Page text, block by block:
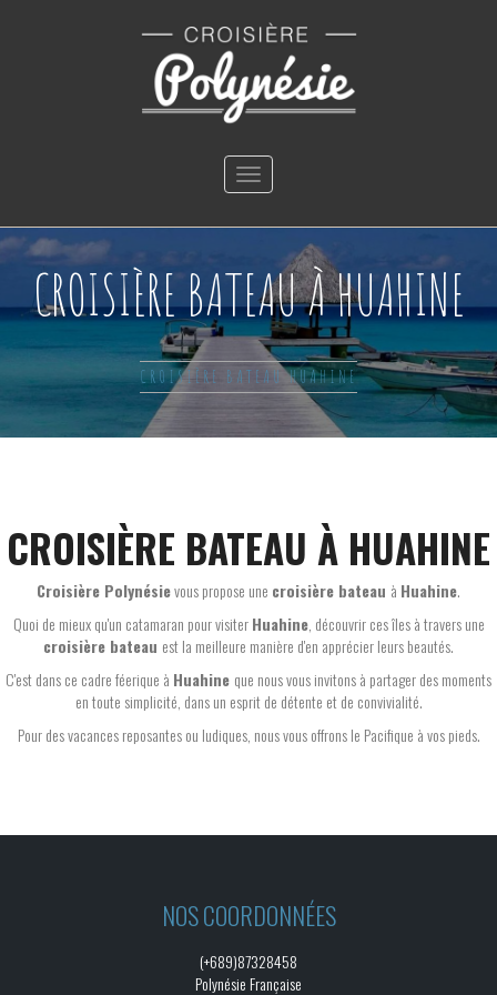
Toggle
navigation
CROISIÈRE BATEAU À HUAHINE
CROISIÈRE BATEAU HUAHINE
CROISIÈRE BATEAU À HUAHINE
Croisière Polynésievous propose une croisière bateau à Huahine.
Quoi de mieux qu'un catamaran pour visiterHuahine, découvrir ces îles à travers une
croisière bateau est la meilleure manière d'en apprécier leurs beautés.
C'est dans ce cadre féerique à Huahine que nous vous invitons à partager des moments
en toute simplicité, dans un esprit de détente et de convivialité.
Pour des vacances reposantes ou ludiques, nous vous offrons le Pacifique à vos pieds.
NOS COORDONNÉES
(+689)87328458
Polynésie Française